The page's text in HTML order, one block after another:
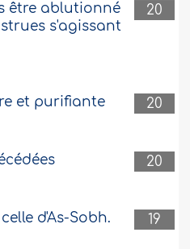
20
être ablutionné
s'agissant
20
et purifiante
20
19
d'As-Sobh.